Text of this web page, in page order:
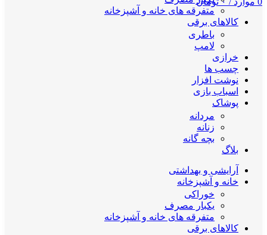
متفرقه های خانه و آشپزخانه
کالاهای برقی
باطری
لامپ
خرازی
چسب ها
نوشت افزار
اسباب بازی
پوشاک
مردانه
زنانه
بچه گانه
بلاگ
آرایشی و بهداشتی
خانه و آشپزخانه
خوراکی
یکبار مصرف
متفرقه های خانه و آشپزخانه
کالاهای برقی